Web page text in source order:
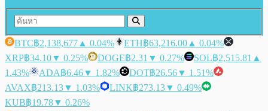
BTC฿2,138,677 ▲ 0.04% ETH฿63,216.00 ▲ 0.04%
XRP฿34.10▼ 0.25% DOGE฿2.31 ▼ 0.27% SOL฿2,515.81 ▲
1.43%
ADA฿6.46▼ 1.82% DOT฿26.56▼ 1.51%
AVAX฿213.13▼ 1.03% LINK฿273.13▼ 0.49%
KUB฿19.78▼ 0.26%